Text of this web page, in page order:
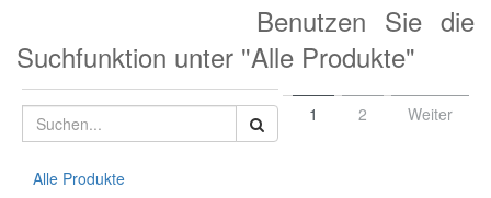
Benutzen Sie die
Suchfunktion unter "Alle Produkte"
1 2 Weiter
Alle Produkte